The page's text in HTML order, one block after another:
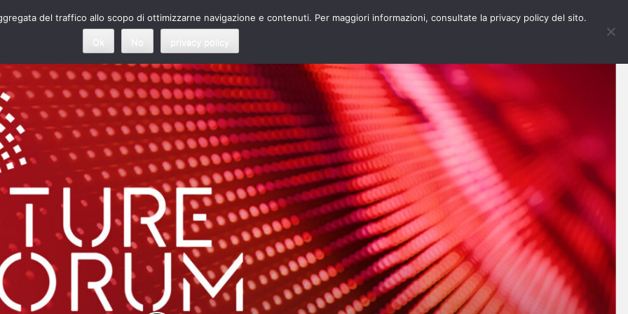
del traffico allo scopo di ottimizzarne navigazione e contenuti. Per maggiori informazioni, consultate la privacy policy del sito.